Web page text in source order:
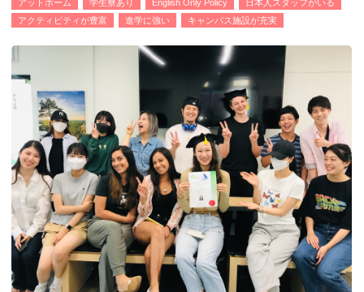
アットホーム 学生寮あり English Only Policy
日本人スタッフがいる
アクティビティが豊富
進学に強い キャンパス施設が充実